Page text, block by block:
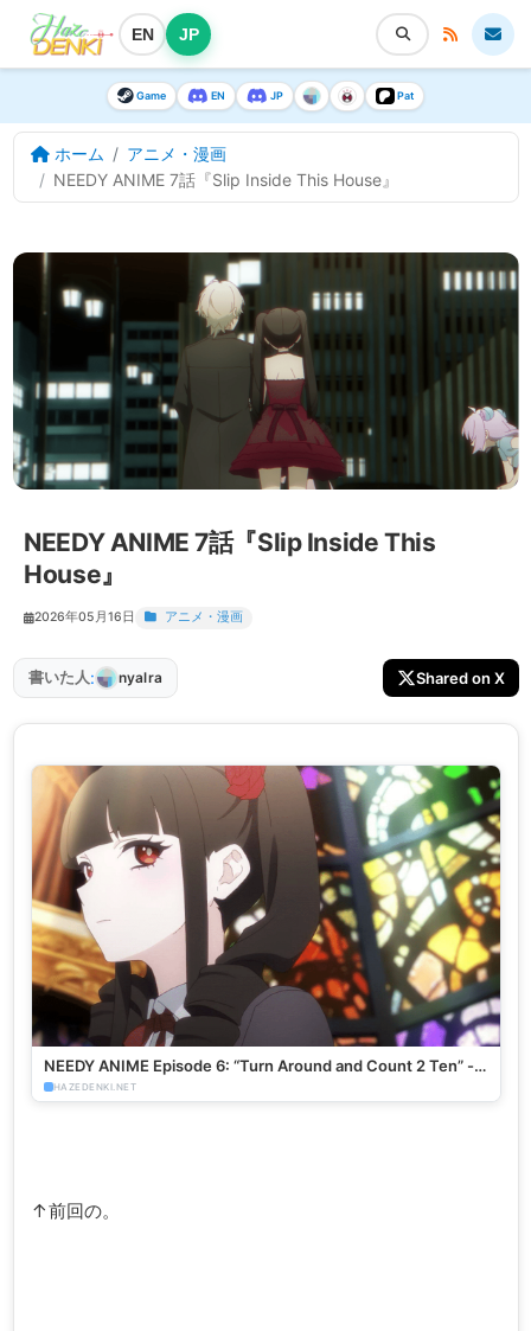
EN JP
Game EN JP Pat
ホーム
アニメ・漫画
NEEDY ANIME 7話『Slip Inside This House』
NEEDY ANIME 7話『Slip Inside This
House』
2026年05月16日 アニメ・漫画
書いた人 : nyalra Shared on X
NEEDY ANIME Episode 6: “Turn Around and Count 2 Ten” -
HazeDenki.net
HAZEDENKI.NET
↑前回の。